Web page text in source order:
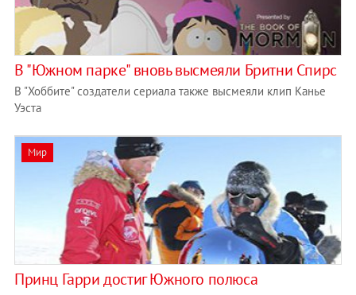
В "Южном парке" вновь высмеяли Бритни Спирс
В "Хоббите" создатели сериала также высмеяли клип Канье
Уэста
Мир
Принц Гарри достиг Южного полюса